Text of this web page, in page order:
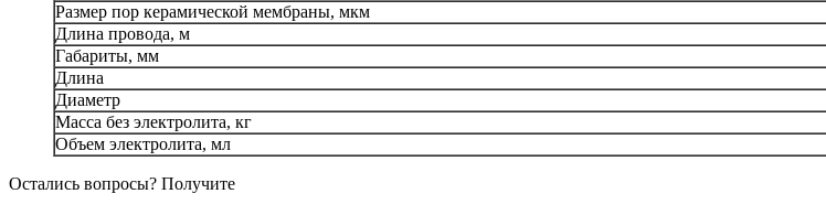
Размер пор керамической мембраны, мкм
Длина провода, м
Габариты, мм
Длина
Диаметр
Масса без электролита, кг
Объем электролита, мл
Остались вопросы? Получите